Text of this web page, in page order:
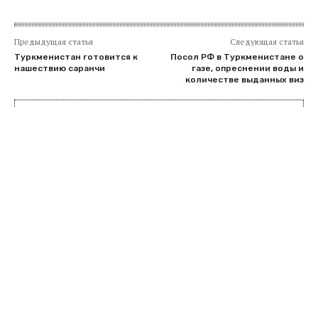
Предыдущая статья
Туркменистан готовится к
нашествию саранчи
Следующая статья
Посол РФ в Туркменистане о
газе, опреснении воды и
количестве выданных виз